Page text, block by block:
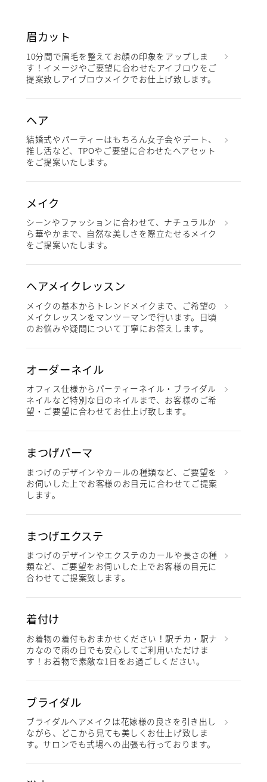
眉カット
10分間で眉毛を整えてお顔の印象をアップしま
す！イメージやご要望に合わせたアイブロウをご
提案致しアイブロウメイクでお仕上げ致します。
ヘア
結婚式やパーティーはもちろん女子会やデート、
推し活など、TPOやご要望に合わせたヘアセット
をご提案いたします。
メイク
シーンやファッションに合わせて、ナチュラルか
ら華やかまで、自然な美しさを際立たせるメイク
をご提案いたします。
ヘアメイクレッスン
メイクの基本からトレンドメイクまで、ご希望の
メイクレッスンをマンツーマンで行います。日頃
のお悩みや疑問について丁寧にお答えします。
オーダーネイル
オフィス仕様からパーティーネイル・ブライダル
ネイルなど特別な日のネイルまで、お客様のご希
望・ご要望に合わせてお仕上げ致します。
まつげパーマ
まつげのデザインやカールの種類など、ご要望を
お伺いした上でお客様のお目元に合わせてご提案
します。
まつげエクステ
まつげのデザインやエクステのカールや長さの種
類など、ご要望をお伺いした上でお客様の目元に
合わせてご提案致します。
着付け
お着物の着付もおまかせください！駅チカ・駅ナ
カなので雨の日でも安心してご利用いただけま
す！お着物で素敵な1日をお過ごしください。
ブライダル
ブライダルヘアメイクは花嫁様の良さを引き出し
ながら、どこから見ても美しくお仕上げ致しま
す。サロンでも式場への出張も行っております。